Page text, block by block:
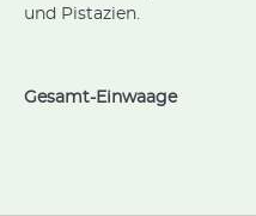
und Pistazien.
Gesamt-Einwaage